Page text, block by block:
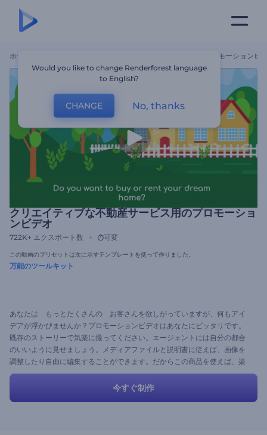
ホーム クリエイティブな不動産サービス用のプロモーションビ
クリエイティブな不動産サービス用のプロモーショ
ンビデオ
722K+ エクスポート数 可変
この動画のプリセットは次に示すテンプレートを使って作りました。
万能のツールキット
あなたは もっとたくさんの お客さんを欲しがっていますが、何もアイ
デアが浮かびませんか？プロモーションビデオはあなたにピッタリです。
既存のストーリーで気楽に撮ってください。エージェントには自分の都合
のいいように見せましょう。メディアファイルと説明書に従えば、画像を
調整したり自由に編集することができます。だからこの商品を使えば、楽
しみながら、動画の編集ができます。
今すぐ制作
Would you like to change Renderforest language
to English?
CHANGE No, thanks